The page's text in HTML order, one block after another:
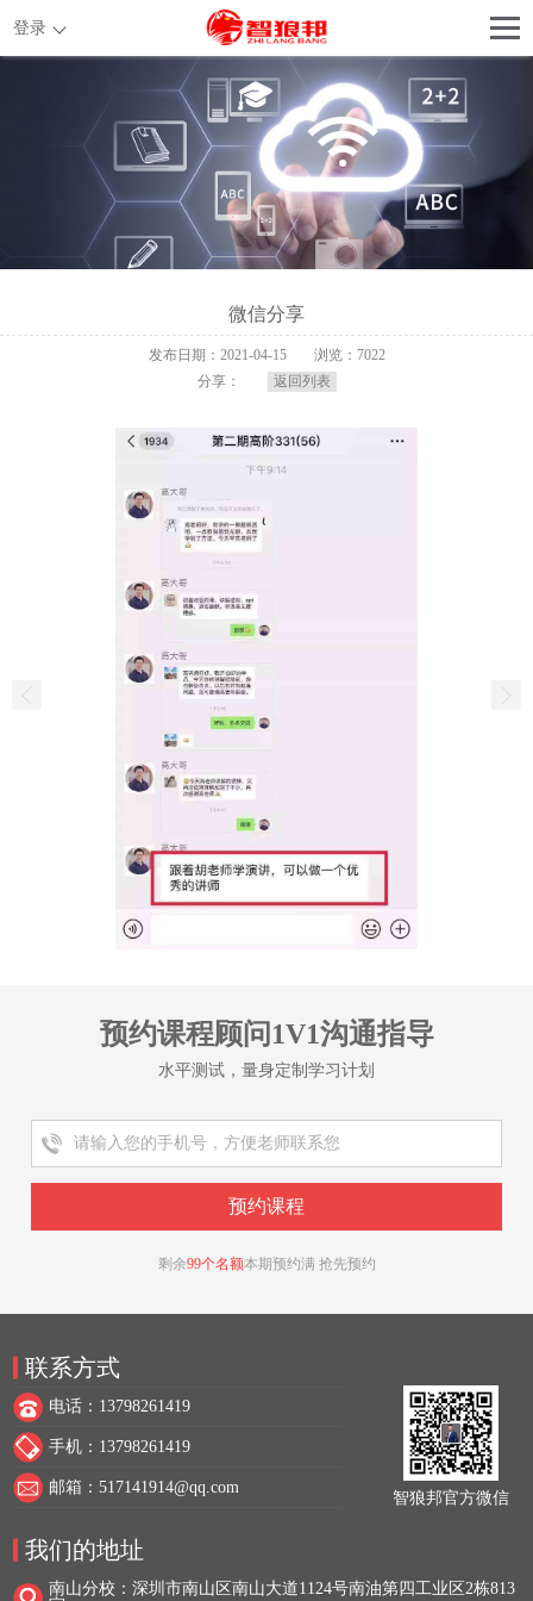
登录
微信分享
发布日期：2021-04-15
浏览：7022
分享：
返回列表
预约课程顾问1V1沟通指导
水平测试，量身定制学习计划
剩余99个名额本期预约满 抢先预约
智狼邦官方微信
联系方式
电话：13798261419
手机：13798261419
邮箱：517141914@qq.com
我们的地址
南山分校：深圳市南山区南山大道1124号南油第四工业区2栋813